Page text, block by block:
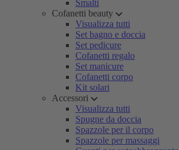
Smalti
Cofanetti beauty
Visualizza tutti
Set bagno e doccia
Set pedicure
Cofanetti regalo
Set manicure
Cofanetti corpo
Kit solari
Accessori
Visualizza tutti
Spugne da doccia
Spazzole per il corpo
Spazzole per massaggi